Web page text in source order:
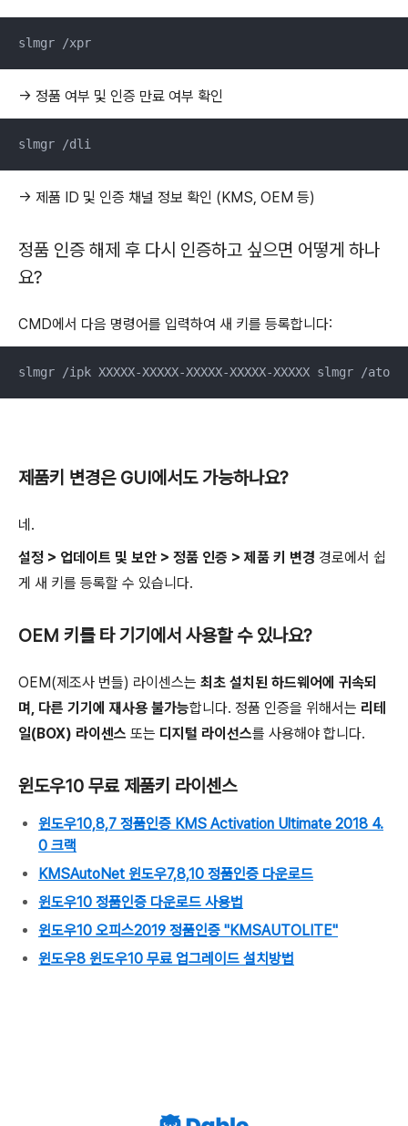
slmgr /xpr
→ 정품 여부 및 인증 만료 여부 확인
slmgr /dli
→ 제품 ID 및 인증 채널 정보 확인 (KMS, OEM 등)
정품 인증 해제 후 다시 인증하고 싶으면 어떻게 하나
요?
CMD에서 다음 명령어를 입력하여 새 키를 등록합니다:
slmgr /ipk XXXXX-XXXXX-XXXXX-XXXXX-XXXXX slmgr /ato
제품키 변경은 GUI에서도 가능하나요?
네.
설정 > 업데이트 및 보안 > 정품 인증 > 제품 키 변경 경로에서 쉽
게 새 키를 등록할 수 있습니다.
OEM 키를 타 기기에서 사용할 수 있나요?
OEM(제조사 번들) 라이센스는 최초 설치된 하드웨어에 귀속되
며, 다른 기기에 재사용 불가능합니다. 정품 인증을 위해서는 리테
일(BOX) 라이센스 또는 디지털 라이선스를 사용해야 합니다.
윈도우10 무료 제품키 라이센스
윈도우10,8,7 정품인증 KMS Activation Ultimate 2018 4.
0 크랙
KMSAutoNet 윈도우7,8,10 정품인증 다운로드
윈도우10 정품인증 다운로드 사용법
윈도우10 오피스2019 정품인증 "KMSAUTOLITE"
윈도우8 윈도우10 무료 업그레이드 설치방법